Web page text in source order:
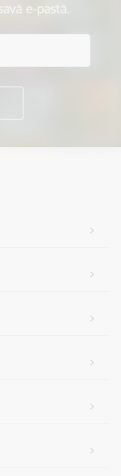
e-pastā.